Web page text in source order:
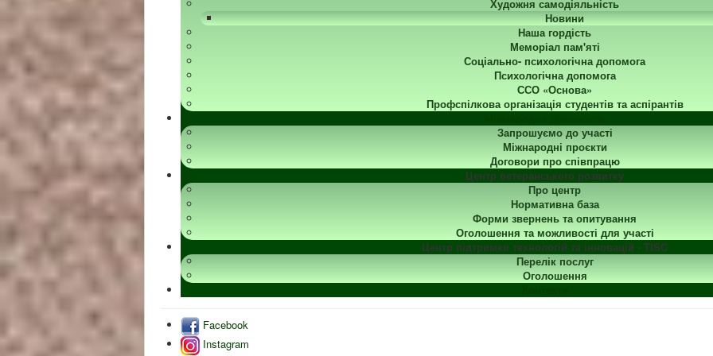
Художня самодіяльність
Новини
Наша гордість
Меморіал пам'яті
Соціально- психологічна допомога
Психологічна допомога
ССО «Основа»
Профспілкова організація студентів та аспірантів
Запрошуємо до участі
Міжнародні проєкти
Договори про співпрацю
Центр ветеранського розвитку
Про центр
Нормативна база
Форми звернень та опитування
Оголошення та можливості для участі
Центр підтримки технологій та інновацій - TISC
Перелік послуг
Оголошення
Facebook
Instagram